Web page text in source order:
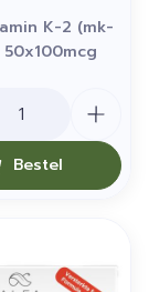
K-2 (mk-
Bestel